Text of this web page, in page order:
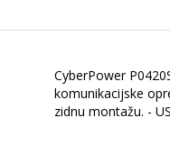
CyberPower
komunikacijske
zidnu montažu. -